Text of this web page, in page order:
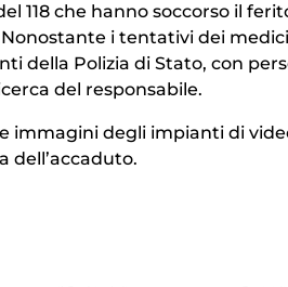
118 che hanno soccorso il
i tentativi dei
della Polizia di Stato, con
del responsabile.
immagini degli impianti di
dell’accaduto.